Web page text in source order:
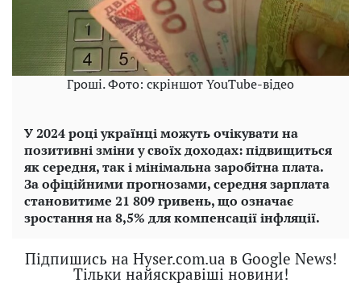
Гроші. Фото: скріншот YouTube-відео
У 2024 році українці можуть очікувати на
позитивні зміни у своїх доходах: підвищиться
як середня, так і мінімальна заробітна плата.
За офіційними прогнозами, середня зарплата
становитиме 21 809 гривень, що означає
зростання на 8,5% для компенсації інфляції.
Підпишись на Hyser.com.ua в Google News!
Тільки найяскравіші новини!